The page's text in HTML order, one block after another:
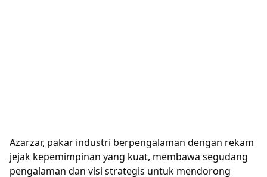
Azarzar, pakar industri berpengalaman dengan rekam
jejak kepemimpinan yang kuat, membawa segudang
pengalaman dan visi strategis untuk mendorong